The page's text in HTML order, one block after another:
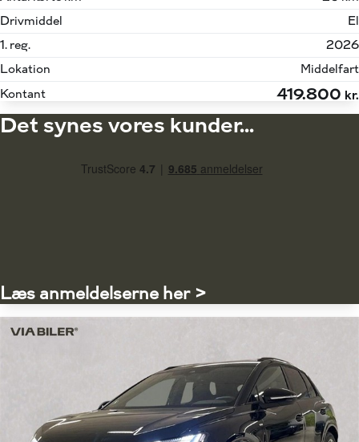
Drivmiddel
El
1. reg.
2026
Lokation
Middelfart
Kontant
419.800 kr.
Det synes vores kunder...
Læs anmeldelserne her >